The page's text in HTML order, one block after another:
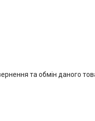
та обмін даного